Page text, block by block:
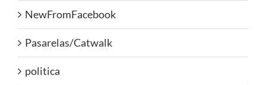
NewFromFacebook
Pasarelas/Catwalk
politica